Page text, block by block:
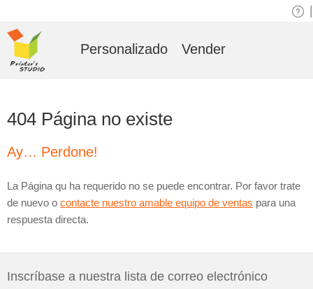
404 Página no existe
Ay… Perdone!
La Página qu ha requerido no se puede encontrar. Por favor trate
de nuevo o contacte nuestro amable equipo de ventas para una
respuesta directa.
Inscríbase a nuestra lista de correo electrónico
Personalizado Vender